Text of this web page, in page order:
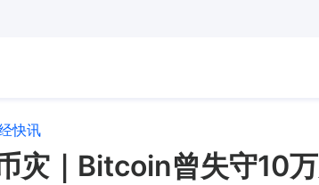
快讯
灾｜Bitcoin曾失守10